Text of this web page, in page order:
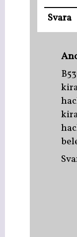
Svara